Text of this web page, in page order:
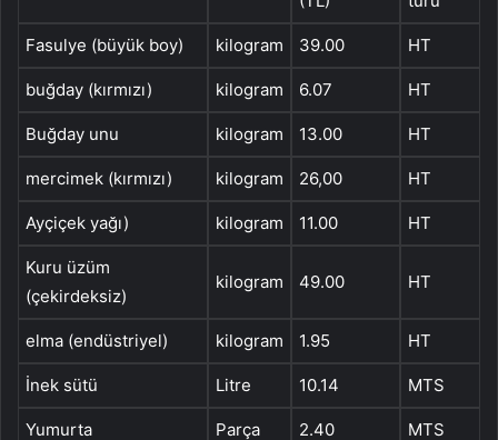
Fasulye (büyük boy) kilogram 39.00 HT
buğday (kırmızı) kilogram 6.07 HT
Buğday unu kilogram 13.00 HT
mercimek (kırmızı) kilogram 26,00 HT
Ayçiçek yağı) kilogram 11.00 HT
Kuru üzüm
(çekirdeksiz)
kilogram 49.00 HT
elma (endüstriyel) kilogram 1.95 HT
İnek sütü Litre 10.14 MTS
Yumurta Parça 2.40 MTS